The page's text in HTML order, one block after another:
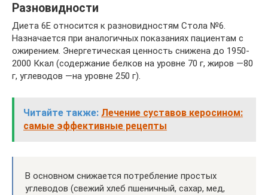
Разновидности
Диета 6Е относится к разновидностям Стола №6.
Назначается при аналогичных показаниях пациентам с
ожирением. Энергетическая ценность снижена до 1950-
2000 Ккал (содержание белков на уровне 70 г, жиров —80
г, углеводов —на уровне 250 г).
Читайте также: Лечение суставов керосином:
самые эффективные рецепты
В основном снижается потребление простых
углеводов (свежий хлеб пшеничный, сахар, мед,